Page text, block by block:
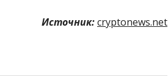
Источник:cryptonews.net